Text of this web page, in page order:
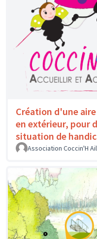
Création d'une
en extérieur, pour
situation de
Association Coccin'H